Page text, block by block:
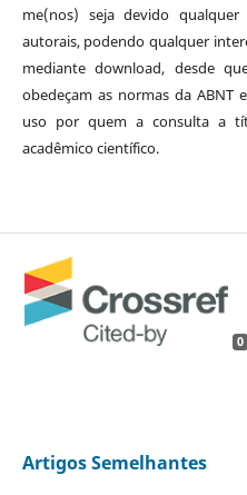
me(nos) seja devido
autorais, podendo qualquer
mediante download, desde
obedeçam as normas da ABNT
uso por quem a consulta a
acadêmico científico.
0
Artigos Semelhantes